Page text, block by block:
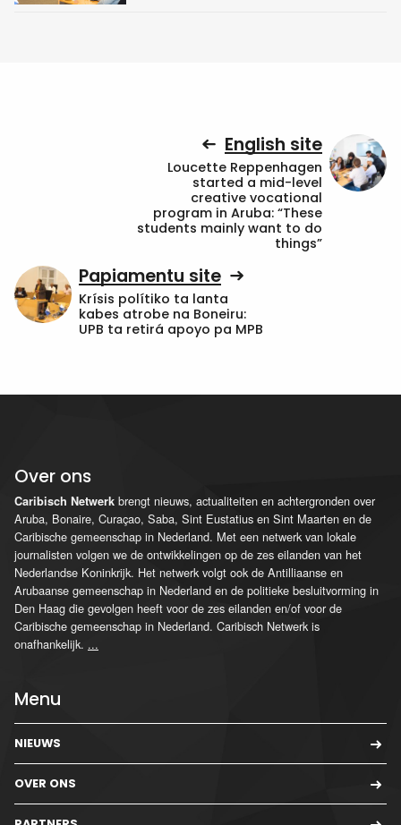
English site
Loucette Reppenhagen
started a mid-level
creative vocational
program in Aruba: “These
students mainly want to do
things”
Papiamentu site
Krísis polítiko ta lanta
kabes atrobe na Boneiru:
UPB ta retirá apoyo pa MPB
Over ons
Caribisch Netwerk brengt nieuws, actualiteiten en achtergronden over
Aruba, Bonaire, Curaçao, Saba, Sint Eustatius en Sint Maarten en de
Caribische gemeenschap in Nederland. Met een netwerk van lokale
journalisten volgen we de ontwikkelingen op de zes eilanden van het
Nederlandse Koninkrijk. Het netwerk volgt ook de Antilliaanse en
Arubaanse gemeenschap in Nederland en de politieke besluitvorming in
Den Haag die gevolgen heeft voor de zes eilanden en/of voor de
Caribische gemeenschap in Nederland. Caribisch Netwerk is
onafhankelijk. ...
Menu
NIEUWS
OVER ONS